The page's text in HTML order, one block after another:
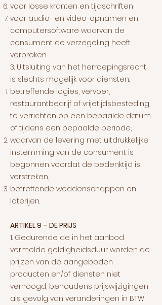
voor losse kranten en tijdschriften;
voor audio- en video-opnamen en
computersoftware waarvan de
consument de verzegeling heeft
verbroken.
3. Uitsluiting van het herroepingsrecht
is slechts mogelijk voor diensten:
betreffende logies, vervoer,
restaurantbedrijf of vrijetijdsbesteding
te verrichten op een bepaalde datum
of tijdens een bepaalde periode;
waarvan de levering met uitdrukkelijke
instemming van de consument is
begonnen voordat de bedenktijd is
verstreken;
betreffende weddenschappen en
loterijen.
ARTIKEL 9 – DE PRIJS
1. Gedurende de in het aanbod
vermelde geldigheidsduur worden de
prijzen van de aangeboden
producten en/of diensten niet
verhoogd, behoudens prijswijzigingen
als gevolg van veranderingen in BTW